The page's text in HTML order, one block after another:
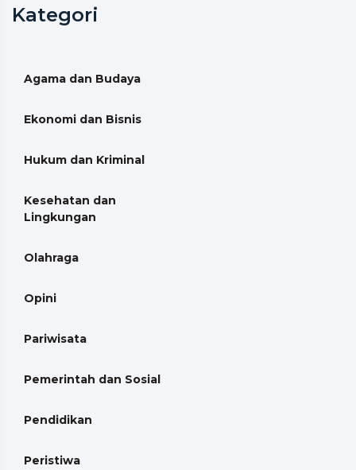
Kategori
Agama dan Budaya
Ekonomi dan Bisnis
Hukum dan Kriminal
Kesehatan dan
Lingkungan
Olahraga
Opini
Pariwisata
Pemerintah dan Sosial
Pendidikan
Peristiwa